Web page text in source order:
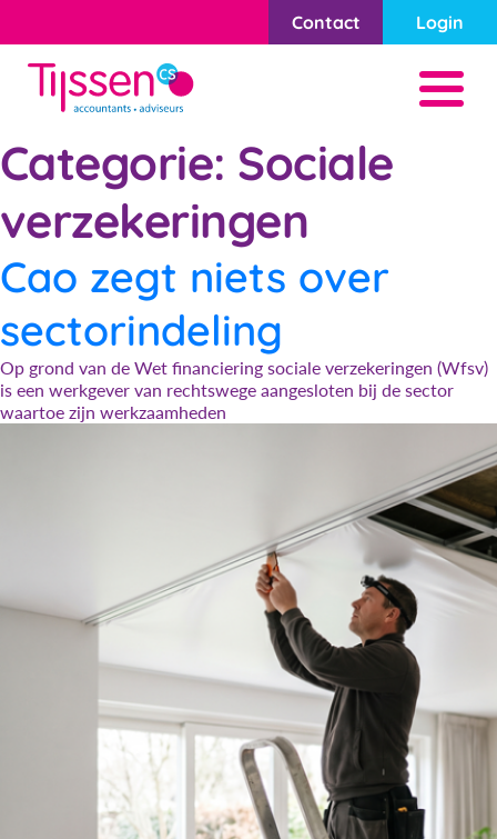
Contact Login
Categorie: Sociale
verzekeringen
Cao zegt niets over
sectorindeling
Op grond van de Wet financiering sociale verzekeringen (Wfsv)
is een werkgever van rechtswege aangesloten bij de sector
waartoe zijn werkzaamheden